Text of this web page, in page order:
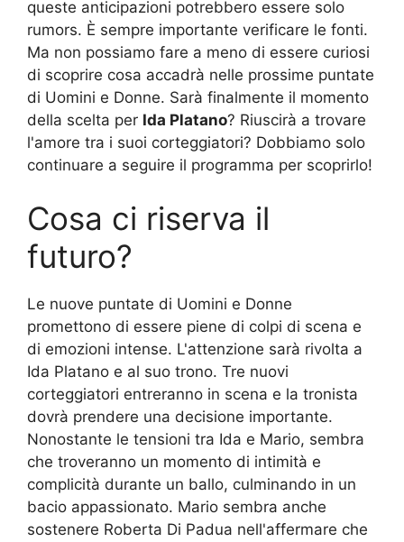
queste anticipazioni potrebbero essere solo
rumors. È sempre importante verificare le fonti.
Ma non possiamo fare a meno di essere curiosi
di scoprire cosa accadrà nelle prossime puntate
di Uomini e Donne. Sarà finalmente il momento
della scelta per Ida Platano? Riuscirà a trovare
l'amore tra i suoi corteggiatori? Dobbiamo solo
continuare a seguire il programma per scoprirlo!
Cosa ci riserva il
futuro?
Le nuove puntate di Uomini e Donne
promettono di essere piene di colpi di scena e
di emozioni intense. L'attenzione sarà rivolta a
Ida Platano e al suo trono. Tre nuovi
corteggiatori entreranno in scena e la tronista
dovrà prendere una decisione importante.
Nonostante le tensioni tra Ida e Mario, sembra
che troveranno un momento di intimità e
complicità durante un ballo, culminando in un
bacio appassionato. Mario sembra anche
sostenere Roberta Di Padua nell'affermare che